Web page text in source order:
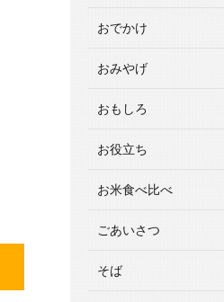
おでかけ
おみやげ
おもしろ
お役立ち
お米食べ比べ
ごあいさつ
そば